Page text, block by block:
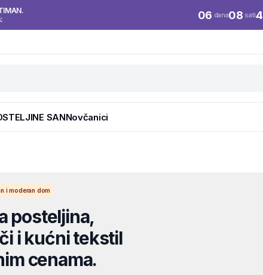
06 dana08 sati
SANNovčanici
i moderan dom
posteljina,
i kućni tekstil
cenama.